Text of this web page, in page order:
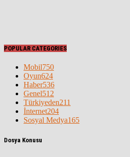
POPULAR CATEGORIES
Mobil750
Oyun624
Haber536
Genel512
Türkiyeden211
İnternet204
Sosyal Medya165
Dosya Konusu